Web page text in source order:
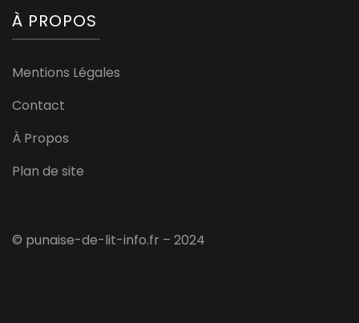
À PROPOS
Mentions Légales
Contact
À Propos
Plan de site
© punaise-de-lit-info.fr – 2024